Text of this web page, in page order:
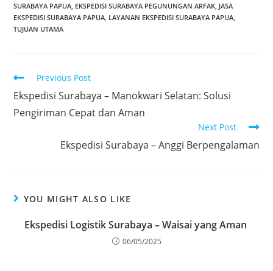
SURABAYA PAPUA, EKSPEDISI SURABAYA PEGUNUNGAN ARFAK, JASA
EKSPEDISI SURABAYA PAPUA, LAYANAN EKSPEDISI SURABAYA PAPUA,
TUJUAN UTAMA
Previous Post
Ekspedisi Surabaya – Manokwari Selatan: Solusi
Pengiriman Cepat dan Aman
Next Post
Ekspedisi Surabaya – Anggi Berpengalaman
YOU MIGHT ALSO LIKE
Ekspedisi Logistik Surabaya – Waisai yang Aman
06/05/2025